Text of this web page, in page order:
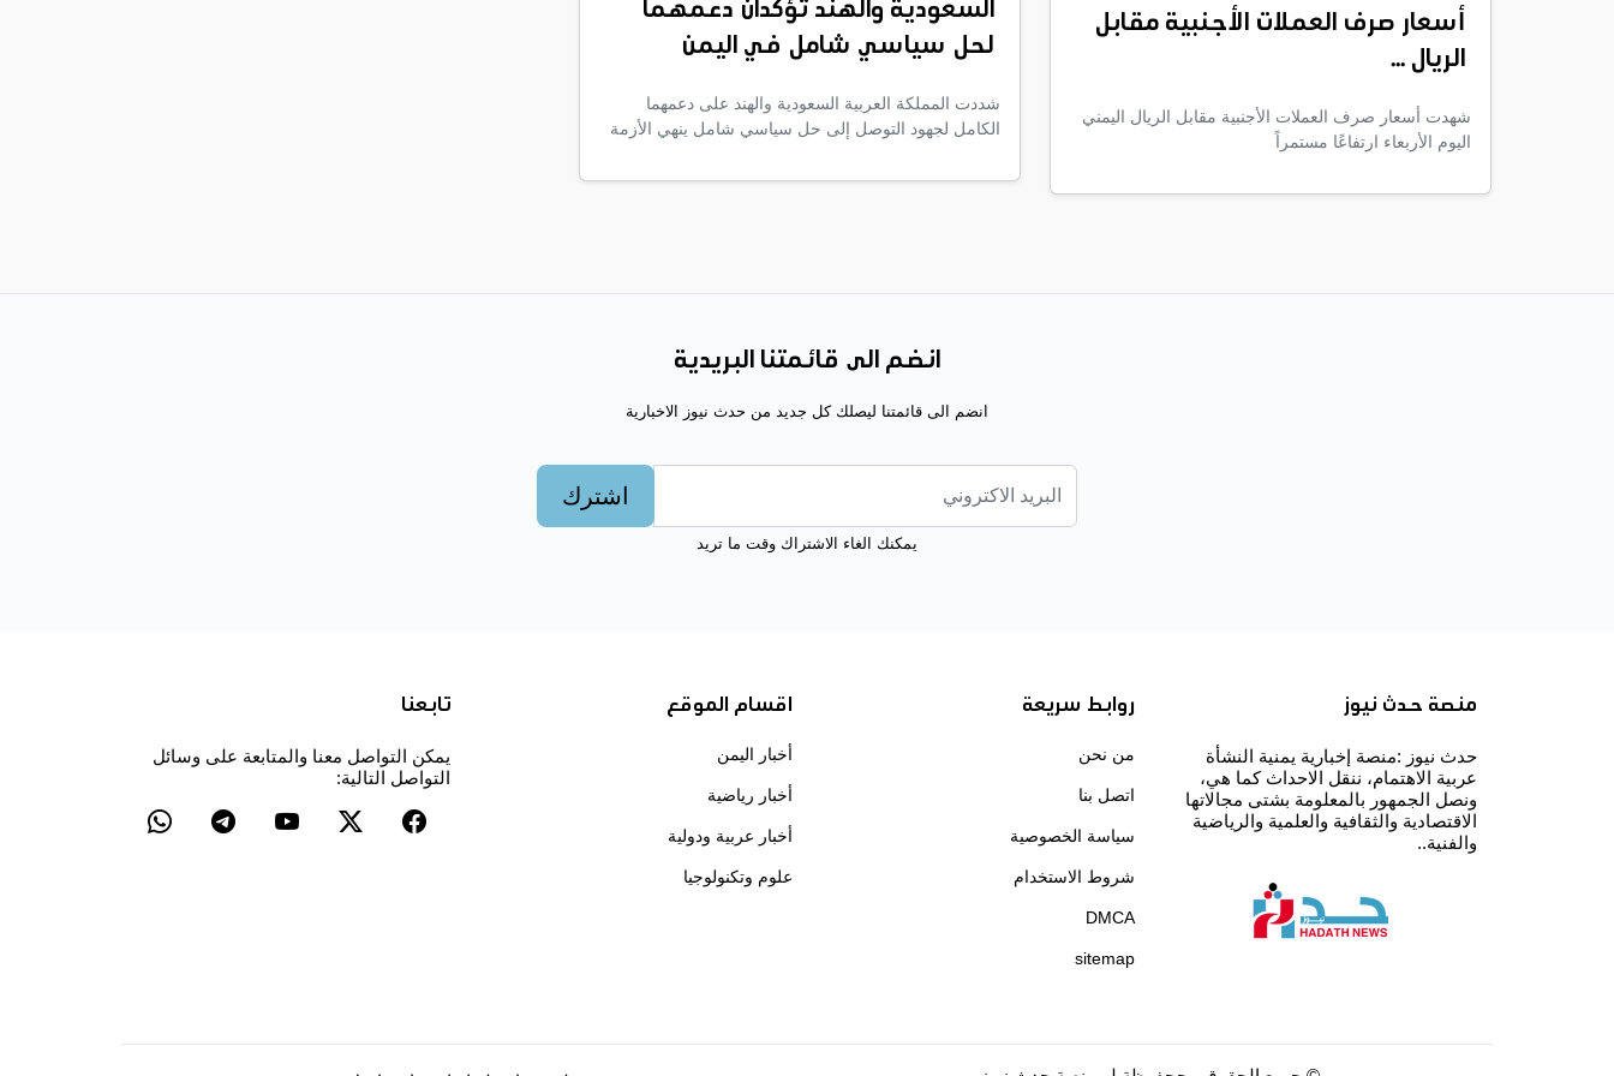
أسعار صرف العملات الأجنبية مقابل
الريال ...
شهدت أسعار صرف العملات الأجنبية مقابل الريال اليمني
اليوم الأربعاء ارتفاعًا مستمراً
السعودية والهند تؤكدان دعمهما
لحل سياسي شامل في اليمن
شددت المملكة العربية السعودية والهند على دعمهما
الكامل لجهود التوصل إلى حل سياسي شامل ينهي الأزمة
انضم الى قائمتنا البريدية
انضم الى قائمتنا ليصلك كل جديد من حدث نيوز الاخبارية
اشترك
يمكنك الغاء الاشتراك وقت ما تريد
منصة حدث نيوز
حدث نيوز :منصة إخبارية يمنية النشأة
عربية الاهتمام، ننقل الاحداث كما هي،
ونصل الجمهور بالمعلومة بشتى مجالاتها
الاقتصادية والثقافية والعلمية والرياضية
والفنية..
روابط سريعة
من نحن
اتصل بنا
سياسة الخصوصية
شروط الاستخدام
DMCA
sitemap
اقسام الموقع
أخبار اليمن
أخبار رياضية
أخبار عربية ودولية
علوم وتكنولوجيا
تابعنا
يمكن التواصل معنا والمتابعة على وسائل
التواصل التالية: